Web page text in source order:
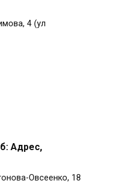
4 (ул
Адрес,
Овсеенко, 18